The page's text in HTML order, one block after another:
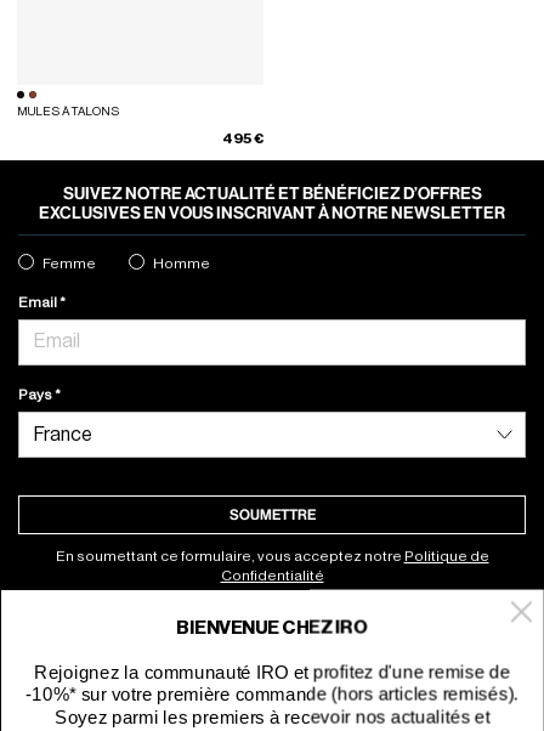
MULES À TALONS
495 €
SUIVEZ NOTRE ACTUALITÉ ET BÉNÉFICIEZ D’OFFRES
EXCLUSIVES EN VOUS INSCRIVANT À NOTRE NEWSLETTER
Femme Homme
Email
Pays
SOUMETTRE
En soumettant ce formulaire, vous acceptez notre Politique de
Confidentialité
Service clients
BIENVENUE CHEZ IRO
Rejoignez la communauté IRO et profitez d'une remise de
-10%* sur votre première commande (hors articles remisés).
Soyez parmi les premiers à recevoir nos actualités et